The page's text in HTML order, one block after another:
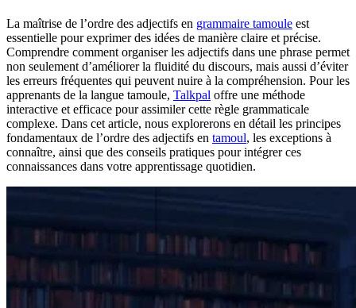
La maîtrise de l’ordre des adjectifs en grammaire tamoule est
essentielle pour exprimer des idées de manière claire et précise.
Comprendre comment organiser les adjectifs dans une phrase permet
non seulement d’améliorer la fluidité du discours, mais aussi d’éviter
les erreurs fréquentes qui peuvent nuire à la compréhension. Pour les
apprenants de la langue tamoule, Talkpal offre une méthode
interactive et efficace pour assimiler cette règle grammaticale
complexe. Dans cet article, nous explorerons en détail les principes
fondamentaux de l’ordre des adjectifs en tamoul, les exceptions à
connaître, ainsi que des conseils pratiques pour intégrer ces
connaissances dans votre apprentissage quotidien.